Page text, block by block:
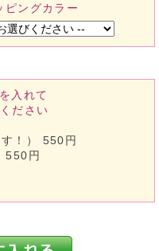
ピングカラー
入れて
ださい
！） 550円
550円